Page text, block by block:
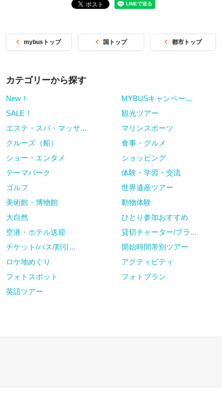
※飲み放題は、セレクトメニュー
セレクトメニューに含まれていな
いものをご希望の場合、別途現地
フトドリンク飲み放題付きです。
フトドリンク飲み放題付きです。
mybusトップ 国トップ 都市トップ
カテゴリーから探す
New！
MYBUSキャンペー...
SALE！
観光ツアー
エステ・スパ・マッサ...
マリンスポーツ
クルーズ（船）
食事・グルメ
ショー・エンタメ
ショッピング
テーマパーク
体験・学習・交流
ゴルフ
世界遺産ツアー
美術館・博物館
動物体験
大自然
ひとり参加おすすめ
空港・ホテル送迎
貸切チャーター/プラ...
チケット/パス/割引...
開始時間帯別ツアー
ロケ地めぐり
アクティビティ
フォトスポット
フォトプラン
英語ツアー